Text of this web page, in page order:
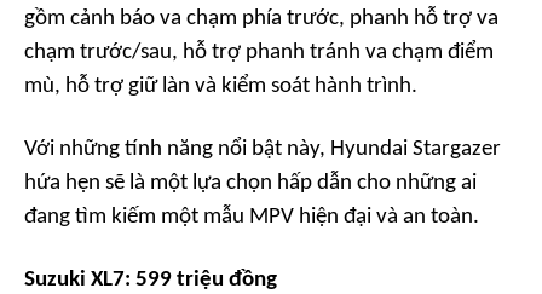
gồm cảnh báo va chạm phía trước, phanh hỗ trợ va
chạm trước/sau, hỗ trợ phanh tránh va chạm điểm
mù, hỗ trợ giữ làn và kiểm soát hành trình.
Với những tính năng nổi bật này, Hyundai Stargazer
hứa hẹn sẽ là một lựa chọn hấp dẫn cho những ai
đang tìm kiếm một mẫu MPV hiện đại và an toàn.
Suzuki XL7: 599 triệu đồng